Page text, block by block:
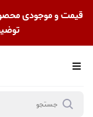
قیمت و موجودی